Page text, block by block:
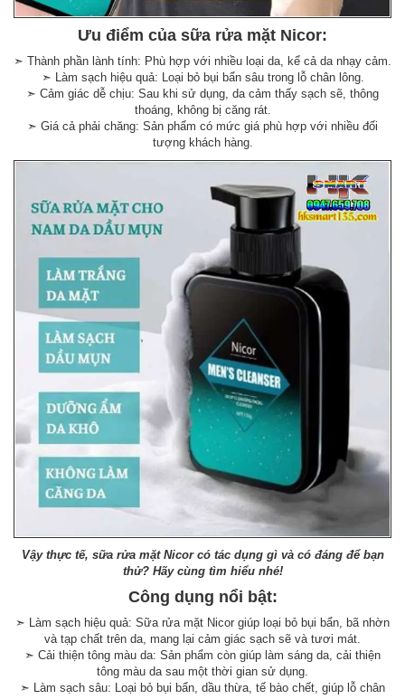
Ưu điểm của sữa rửa mặt Nicor:
➣ Thành phần lành tính: Phù hợp với nhiều loại da, kể cả da nhạy cảm.
➣ Làm sạch hiệu quả: Loại bỏ bụi bẩn sâu trong lỗ chân lông.
➣ Cảm giác dễ chịu: Sau khi sử dụng, da cảm thấy sạch sẽ, thông
thoáng, không bị căng rát.
➣ Giá cả phải chăng: Sản phẩm có mức giá phù hợp với nhiều đối
tượng khách hàng.
Vậy thực tế, sữa rửa mặt Nicor có tác dụng gì và có đáng để bạn
thử? Hãy cùng tìm hiểu nhé!
Công dụng nổi bật:
➣ Làm sạch hiệu quả: Sữa rửa mặt Nicor giúp loại bỏ bụi bẩn, bã nhờn
và tạp chất trên da, mang lại cảm giác sạch sẽ và tươi mát.
➣ Cải thiện tông màu da: Sản phẩm còn giúp làm sáng da, cải thiện
tông màu da sau một thời gian sử dụng.
➣ Làm sạch sâu: Loại bỏ bụi bẩn, dầu thừa, tế bào chết, giúp lỗ chân